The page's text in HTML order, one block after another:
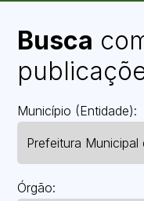
Busca
Município (Entidade):
Órgão: